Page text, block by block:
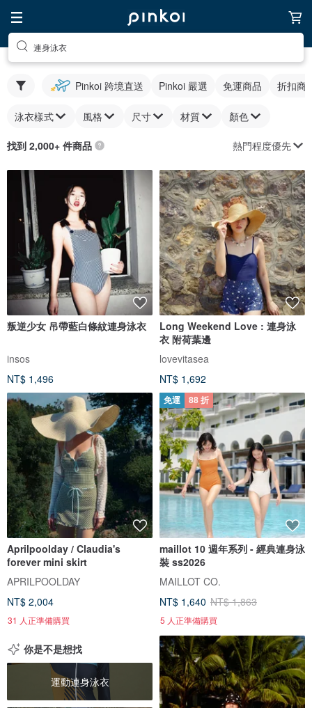
連身泳衣
Pinkoi 跨境直送 Pinkoi 嚴選 免運商品 折扣商
泳衣樣式 風格 尺寸 材質 顏色
找到 2,000+ 件商品 熱門程度優先
叛逆少女 吊帶藍白條紋連身泳衣
insos
NT$ 1,496
Long Weekend Love : 連身泳
衣 附荷葉邊
lovevitasea
NT$ 1,692
Aprilpoolday / Claudia's
forever mini skirt
APRILPOOLDAY
NT$ 2,004
31 人正準備購買
免運 88 折
maillot 10 週年系列 - 經典連身泳
裝 ss2026
MAILLOT CO.
NT$ 1,640 NT$ 1,863
5 人正準備購買
你是不是想找
運動連身泳衣